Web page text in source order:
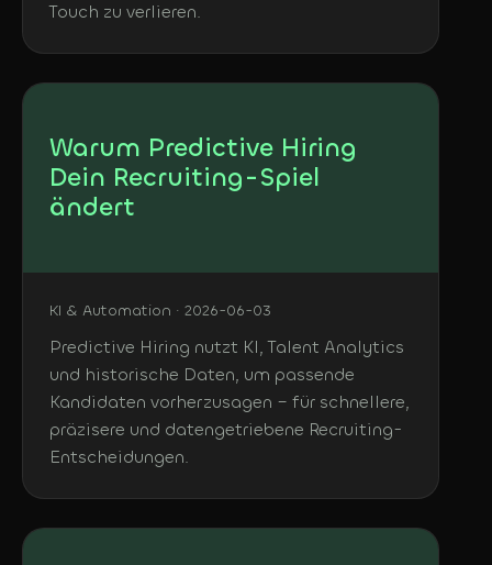
Touch zu verlieren.
Warum Predictive Hiring
Dein Recruiting-Spiel
ändert
KI & Automation · 2026-06-03
Predictive Hiring nutzt KI, Talent Analytics
und historische Daten, um passende
Kandidaten vorherzusagen – für schnellere,
präzisere und datengetriebene Recruiting-
Entscheidungen.